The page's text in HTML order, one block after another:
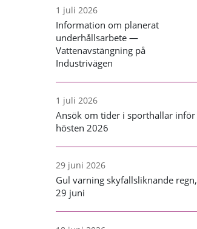
1 juli 2026
Information om planerat
underhållsarbete —
Vattenavstängning på
Industrivägen
1 juli 2026
Ansök om tider i sporthallar inför
hösten 2026
29 juni 2026
Gul varning skyfallsliknande regn,
29 juni